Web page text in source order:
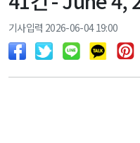
기사입력 2026-06-04 19:00